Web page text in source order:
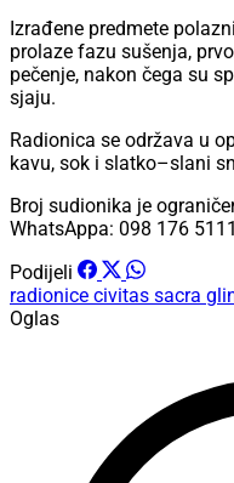
Izrađene predmete
prolaze fazu sušenja,
pečenje, nakon čega su
sjaju.
Radionica se održava u
kavu, sok i slatko–slani
Broj sudionika je
WhatsAppa: 098 176
Podijeli
radionice civitas sacra
Oglas